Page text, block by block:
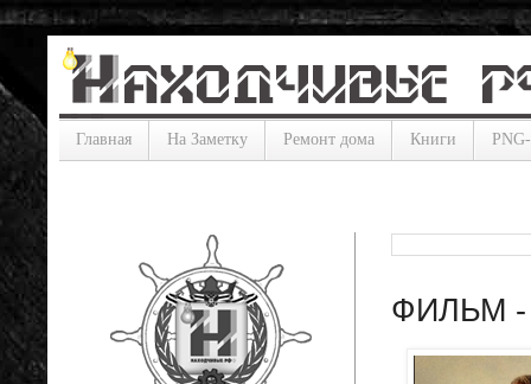
Главная На Заметку Ремонт дома Книги
ФИЛЬМ -